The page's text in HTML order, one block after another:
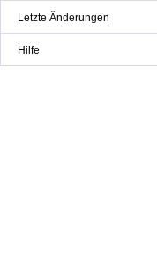
Letzte Änderungen
Hilfe